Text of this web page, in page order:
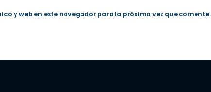
y web en este navegador para la próxima vez que comente.